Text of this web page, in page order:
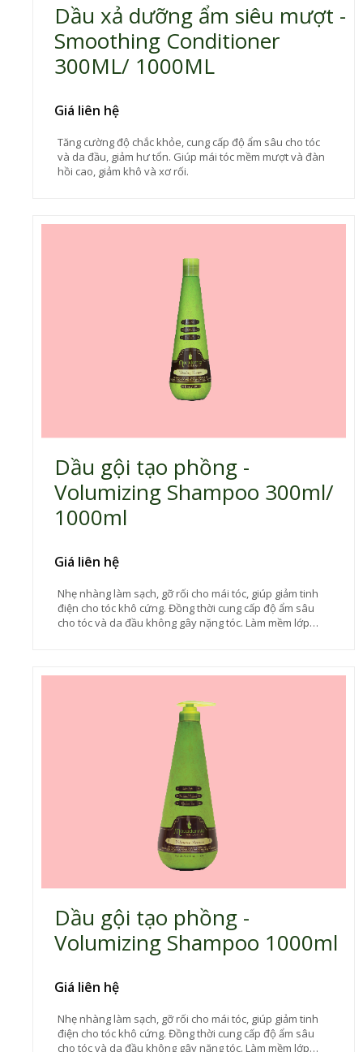
Dầu xả dưỡng ẩm siêu mượt -
Smoothing Conditioner
300ML/ 1000ML
Giá liên hệ
Tăng cường độ chắc khỏe, cung cấp độ ẩm sâu cho tóc
và da đầu, giảm hư tổn. Giúp mái tóc mềm mượt và đàn
hồi cao, giảm khô và xơ rối.
Dầu gội tạo phồng -
Volumizing Shampoo 300ml/
1000ml
Giá liên hệ
Nhẹ nhàng làm sạch, gỡ rối cho mái tóc, giúp giảm tinh
điện cho tóc khô cứng. Đồng thời cung cấp độ ẩm sâu
cho tóc và da đầu không gây nặng tóc. Làm mềm lớp
Dầu gội tạo phồng -
Volumizing Shampoo 1000ml
Giá liên hệ
Nhẹ nhàng làm sạch, gỡ rối cho mái tóc, giúp giảm tinh
điện cho tóc khô cứng. Đồng thời cung cấp độ ẩm sâu
cho tóc và da đầu không gây nặng tóc. Làm mềm lớp